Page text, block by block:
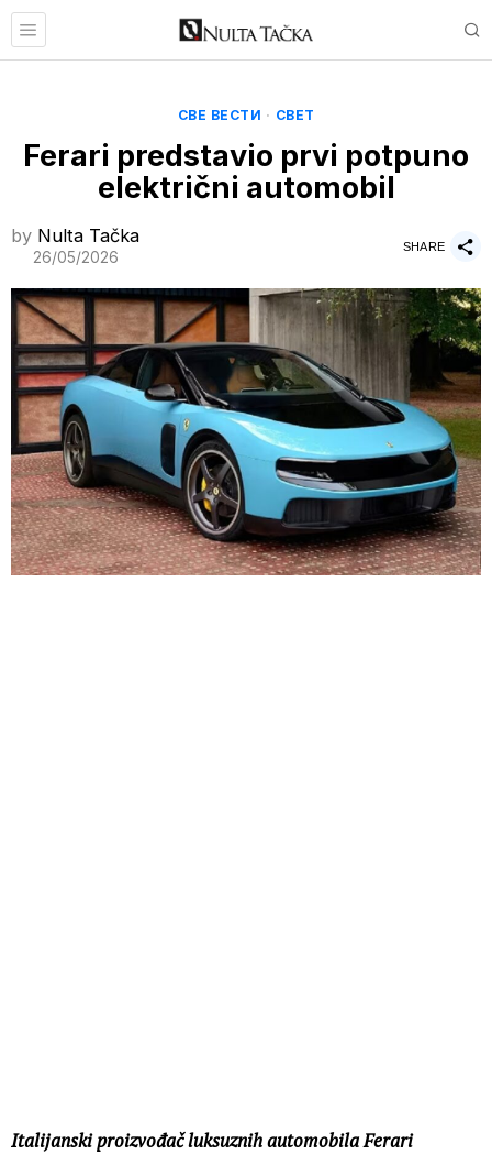
СВЕ ВЕСТИ · СВЕТ
Ferari predstavio prvi potpuno
električni automobil
by Nulta Tačka
26/05/2026
SHARE
Italijanski proizvođač luksuznih automobila Ferari